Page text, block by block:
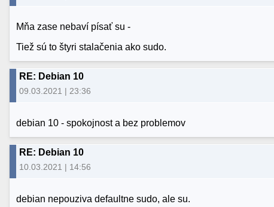
Mňa zase nebaví písať su -
Tiež sú to štyri stalačenia ako sudo.
RE: Debian 10
09.03.2021 | 23:36
debian 10 - spokojnost a bez problemov
RE: Debian 10
10.03.2021 | 14:56
debian nepouziva defaultne sudo, ale su.